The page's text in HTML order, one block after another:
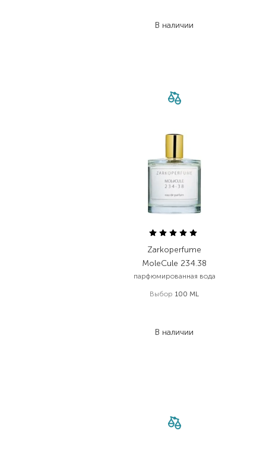
В наличии
Zarkoperfume
MoleCule 234.38
парфюмированная вода
Выбор 100 ML
В наличии